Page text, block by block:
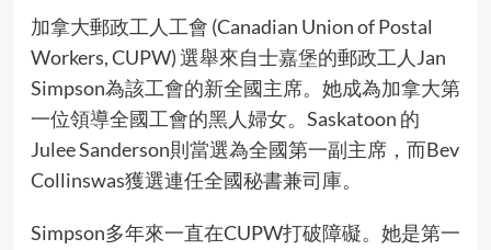
加拿大郵政工人工會 (Canadian Union of Postal
Workers, CUPW) 選舉來自士嘉堡的郵政工人Jan
Simpson為該工會的新全國主席。她成為加拿大第
一位領導全國工會的黑人婦女。Saskatoon 的
Julee Sanderson則當選為全國第一副主席，而Bev
Collinswas獲選連任全國秘書兼司庫。
Simpson多年來一直在CUPW打破障礙。她是第一